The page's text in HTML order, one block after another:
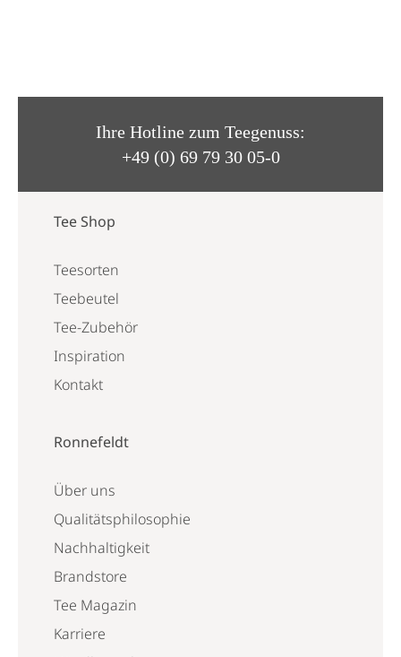
Ihre Hotline zum Teegenuss:
+49 (0) 69 79 30 05-0
Tee Shop
Teesorten
Teebeutel
Tee-Zubehör
Inspiration
Kontakt
Ronnefeldt
Über uns
Qualitätsphilosophie
Nachhaltigkeit
Brandstore
Tee Magazin
Karriere